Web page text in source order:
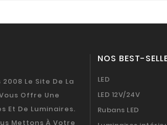
Le Site De La
Offre Une
Et De Luminaires.
Mettons À Votre
NOS BEST-
LED
LED 12V/24V
Rubans LED